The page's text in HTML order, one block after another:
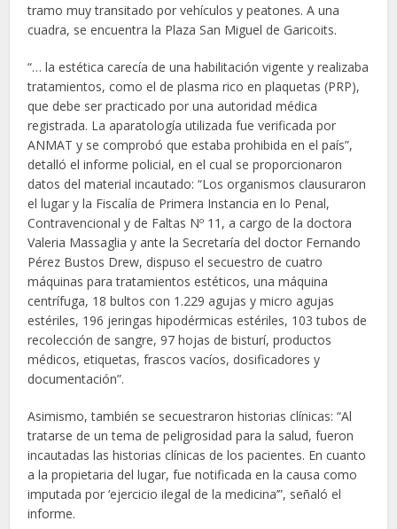
tramo muy transitado por vehículos y peatones. A una
cuadra, se encuentra la Plaza San Miguel de Garicoits.
“… la estética carecía de una habilitación vigente y realizaba
tratamientos, como el de plasma rico en plaquetas (PRP),
que debe ser practicado por una autoridad médica
registrada. La aparatología utilizada fue verificada por
ANMAT y se comprobó que estaba prohibida en el país”,
detalló el informe policial, en el cual se proporcionaron
datos del material incautado: “Los organismos clausuraron
el lugar y la Fiscalía de Primera Instancia en lo Penal,
Contravencional y de Faltas Nº 11, a cargo de la doctora
Valeria Massaglia y ante la Secretaría del doctor Fernando
Pérez Bustos Drew, dispuso el secuestro de cuatro
máquinas para tratamientos estéticos, una máquina
centrífuga, 18 bultos con 1.229 agujas y micro agujas
estériles, 196 jeringas hipodérmicas estériles, 103 tubos de
recolección de sangre, 97 hojas de bisturí, productos
médicos, etiquetas, frascos vacíos, dosificadores y
documentación”.
Asimismo, también se secuestraron historias clínicas: “Al
tratarse de un tema de peligrosidad para la salud, fueron
incautadas las historias clínicas de los pacientes. En cuanto
a la propietaria del lugar, fue notificada en la causa como
imputada por ‘ejercicio ilegal de la medicina’”, señaló el
informe.